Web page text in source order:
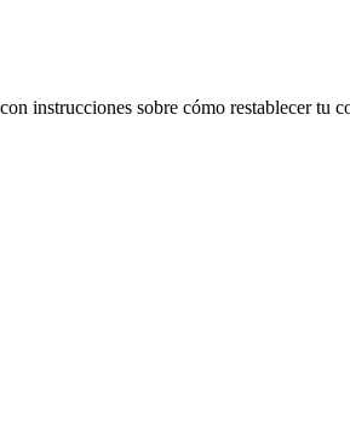
instrucciones sobre cómo restablecer tu